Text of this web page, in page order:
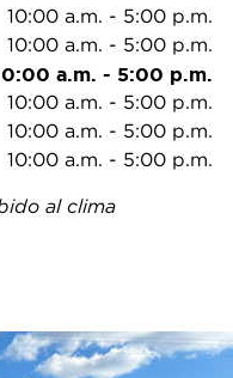
10:00 a.m. - 5:00 p.m.
10:00 a.m. - 5:00 p.m.
a.m. - 5:00 p.m.
10:00 a.m. - 5:00 p.m.
10:00 a.m. - 5:00 p.m.
10:00 a.m. - 5:00 p.m.
al clima